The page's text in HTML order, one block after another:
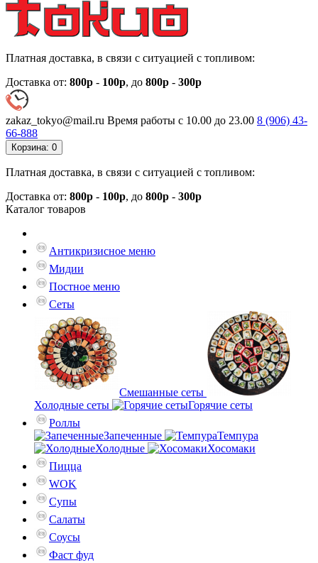
Платная доставка, в связи с ситуацией с топливом:
Доставка от: 800р - 100р, до 800р - 300р
zakaz_tokyo@mail.ru Время работы с 10.00 до 23.00 8 (906) 43-
66-888
Корзина: 0
Платная доставка, в связи с ситуацией с топливом:
Доставка от: 800р - 100р, до 800р - 300р
Каталог товаров
Антикризисное меню
Мидии
Постное меню
Сеты
Смешанные сеты
Холодные сеты
Горячие сеты
Роллы
Запеченные
Темпура
Холодные
Хосомаки
Пицца
WOK
Супы
Салаты
Соусы
Фаст фуд